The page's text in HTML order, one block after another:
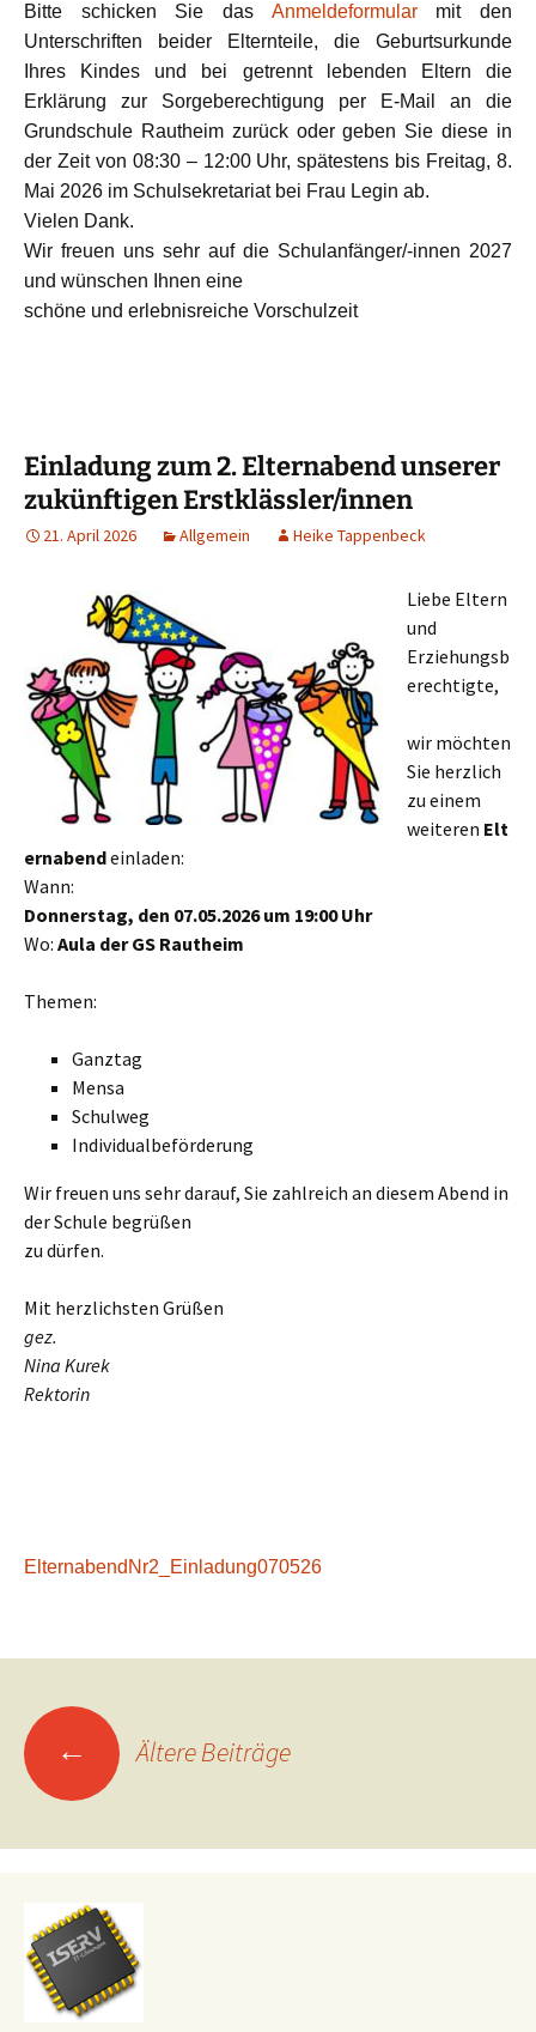
Bitte schicken Sie das Anmeldeformular mit den
Unterschriften beider Elternteile, die Geburtsurkunde
Ihres Kindes und bei getrennt lebenden Eltern die
Erklärung zur Sorgeberechtigung per E-Mail an die
Grundschule Rautheim zurück odergeben Sie diese in
der Zeit von 08:30 – 12:00 Uhr, spätestens bis Freitag, 8.
Mai 2026 im Schulsekretariat bei Frau Legin ab.
Vielen Dank.
Wir freuen uns sehr auf die Schulanfänger/-innen 2027
und wünschen Ihnen eine
schöne und erlebnisreiche Vorschulzeit
Einladung zum 2. Elternabend unserer
zukünftigen Erstklässler/innen
21. April 2026 Allgemein Heike Tappenbeck
Liebe Eltern
und
Erziehungsb
erechtigte,
wir möchten
Sie herzlich
zu einem
weiteren Elt
ernabendeinladen:
Wann:
Donnerstag, den 07.05.2026 um 19:00 Uhr
Wo: Aula der GS Rautheim
Themen:
Ganztag
Mensa
Schulweg
Individualbeförderung
Wir freuen uns sehr darauf, Sie zahlreich an diesem Abend in
der Schule begrüßen
zu dürfen.
Mit herzlichsten Grüßen
gez.
Nina Kurek
Rektorin
ElternabendNr2_Einladung070526
Beitragsnavigation
← Ältere Beiträge